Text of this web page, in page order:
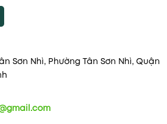
Sơn Nhì, Phường Tân Sơn Nhì, Quận